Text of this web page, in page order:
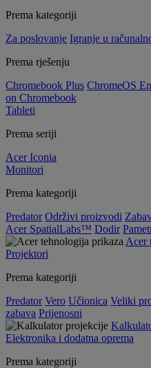
Prema kategoriji
Za poslovanje Igranje u
Prema rješenju
Chromebook Plus ChromeOS
on Chromebook
Tableti
Prema seriji
Acer Iconia
Monitori
Prema kategoriji
Predator Održivi proizvodi
Acer SpatialLabs™ Dodir
Acer
Projektori
Prema kategoriji
Predator Vero Učionica Veliki
zabava Prijenosni
Elektronika i dodatna oprema
Prema kategoriji